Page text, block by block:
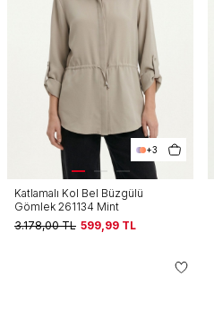
+3
Katlamalı Kol Bel Büzgülü
Gömlek 261134 Mint
3.178,00TL 599,99 TL